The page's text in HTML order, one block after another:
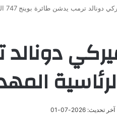
ترمب يدشن طائرة بوينج 747 الرئاسية المهداة من قطر
آخر تحديث: 2026-07-01